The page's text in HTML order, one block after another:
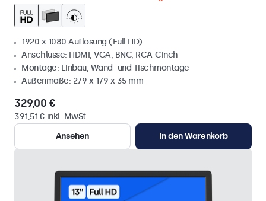
1920 x 1080 Auflösung (Full HD)
Anschlüsse: HDMI, VGA, BNC, RCA-Cinch
Montage: Einbau, Wand- und Tischmontage
Außenmaße: 279 x 179 x 35 mm
329,00 €
391,51 € inkl. MwSt.
Ansehen
In den Warenkorb